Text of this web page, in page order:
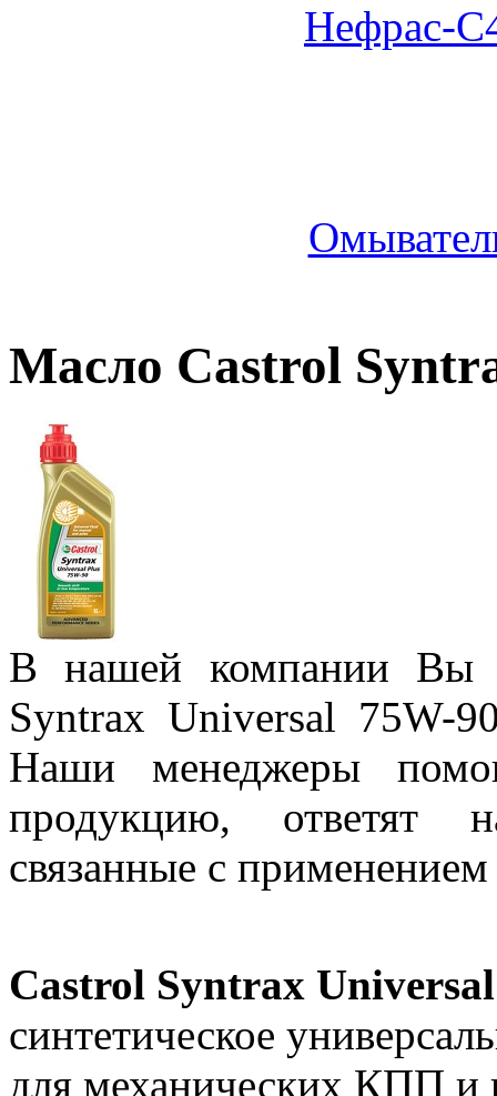
Нефрас-
Масло Castrol
В нашей компании Вы
Syntrax Universal 75W-
Наши менеджеры
продукцию, ответят
связанные с
Castrol Syntrax
синтетическое
для механических КПП и